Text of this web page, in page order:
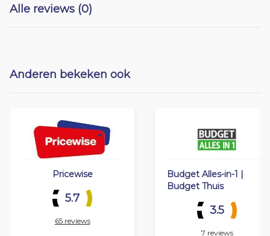
Alle reviews (0)
Anderen bekeken ook
Pricewise
5.7
65 reviews
Budget Alles-in-1 |
Budget Thuis
3.5
7 reviews